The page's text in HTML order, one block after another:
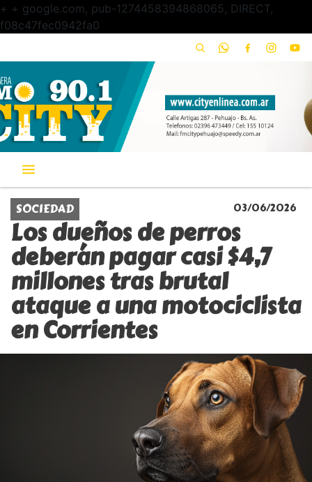
+ + google.com, pub-1274458394868065, DIRECT,
f08c47fec0942fa0
SOCIEDAD 03/06/2026
Los dueños de perros
deberán pagar casi $4,7
millones tras brutal
ataque a una motociclista
en Corrientes